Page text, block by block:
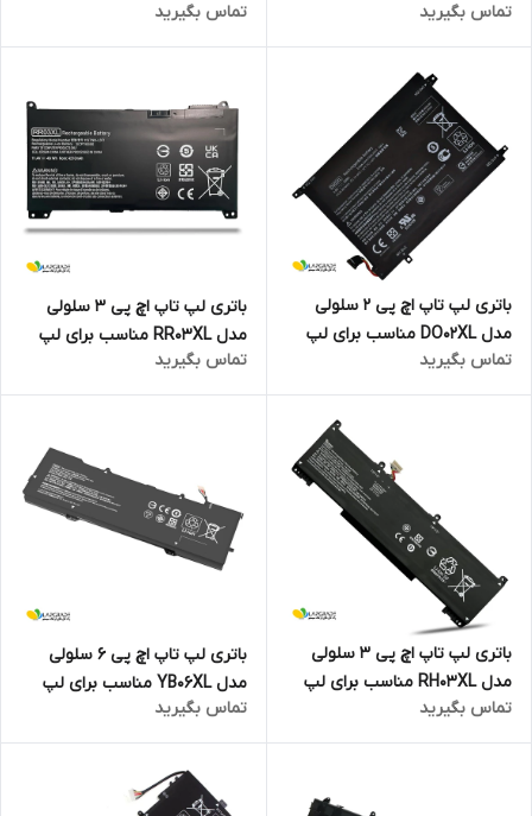
تاپ Pavilion 11-N X360
تماس بگیرید
تاپ Pavilion Gaming 15-DK
تماس بگیرید
باتری لپ تاپ اچ پی 2 سلولی
مدل DO02XL مناسب برای لپ
تاپ Pavilion X2 10
تماس بگیرید
باتری لپ تاپ اچ پی 3 سلولی
مدل RR03XL مناسب برای لپ
تاپ PROBOOK 455 G4
تماس بگیرید
باتری لپ تاپ اچ پی 3 سلولی
مدل RH03XL مناسب برای لپ
تاپ PROBOOK 650 G8
تماس بگیرید
باتری لپ تاپ اچ پی 6 سلولی
مدل YB06XL مناسب برای لپ
تاپ Spectre X360 Convertible
15-CH000
تماس بگیرید